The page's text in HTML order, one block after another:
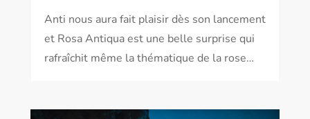
Anti nous aura fait plaisir dès son lancement
et Rosa Antiqua est une belle surprise qui
rafraîchit même la thématique de la rose…